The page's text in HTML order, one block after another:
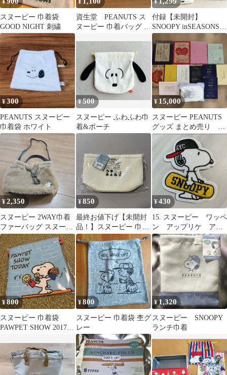
¥
スヌーピー 巾着袋
GOOD NIGHT 刺繍
¥
資生堂 PEANUTS ス
ヌーピー 巾着バッグ サ
¥
付録【未開封】
SNOOPY inSEASONS／
SNOOPY×BOOFOOWO
O
¥300
PEANUTS スヌーピー
巾着袋 ホワイト
¥500
スヌーピー ふわふわ巾
着&ポーチ
¥ 15,000
スヌーピー PEANUTS
グッズ まとめ売り 雑
誌付録 トートバッ
グ ポーチ
¥2,350
スヌーピー 2WAY巾着
ファーバッグ スヌーピ
ー
¥850
最終お値下げ【未開封
品！】スヌーピー 巾着
付きウェットスーツ生
地バッグ ランチ
¥430
15. スヌーピー ワッペ
ン アップリケ アメ
キャラ
¥800
スヌーピー 巾着袋
PAWPET SHOW 2017
¥800
スヌーピー 巾着袋 杢グ
レー
¥ 1,320
スヌーピー SNOOPY
ランチ巾着